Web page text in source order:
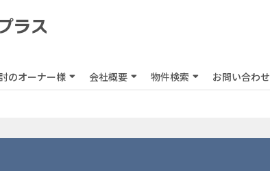
のオーナー様 会社概要 物件検索 お問い合わせ